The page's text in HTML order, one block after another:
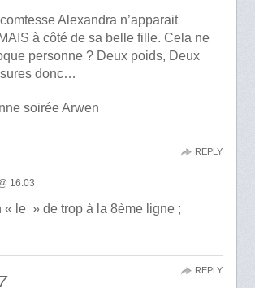
Alexandra n’apparait
à côté de sa belle fille. Cela ne
personne ? Deux poids, Deux
donc…
soirée Arwen
16:03
le » de trop à la 8ème ligne ;
REPLY
REPLY